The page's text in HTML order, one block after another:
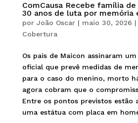
ComCausa Recebe família
30 anos de luta por memória
por João Oscar| maio 30, 2026 |
Cobertura
Os pais de Maicon assinaram
oficial que prevê medidas de
para o caso do menino, morto
agora cobram que o
Entre os pontos previstos estão
uma estátua com placa em